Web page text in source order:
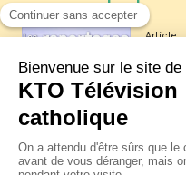
Article
Les
La
XIV à
jeudi